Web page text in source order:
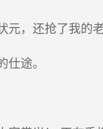
元，还抢了我
途。